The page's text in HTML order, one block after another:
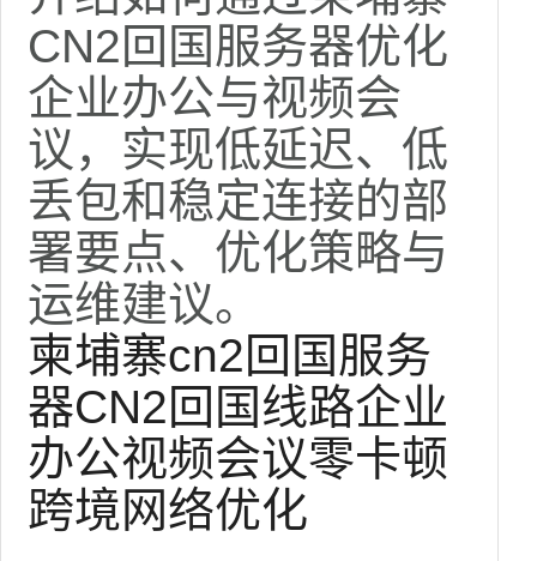
CN2回国服务器优化
企业办公与视频会
议，实现低延迟、低
丢包和稳定连接的部
署要点、优化策略与
运维建议。
柬埔寨cn2回国服务
器CN2回国线路企业
办公视频会议零卡顿
跨境网络优化